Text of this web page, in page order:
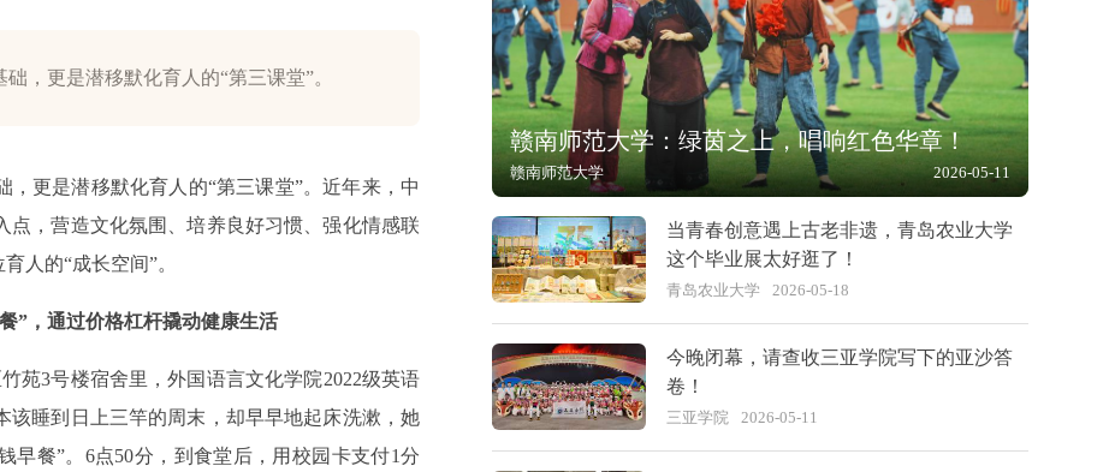
，更是潜移默化育人的“第三课堂”。
更是潜移默化育人的“第三课堂”。近年来，中
，营造文化氛围、培养良好习惯、强化情感联
人的“成长空间”。
”，通过价格杠杆撬动健康生活
苑3号楼宿舍里，外国语言文化学院2022级英语
睡到日上三竿的周末，却早早地起床洗漱，她
早餐”。6点50分，到食堂后，用校园卡支付1分
赣南师范大学：绿茵之上，唱响红色华章！
赣南师范大学 2026-05-11
当青春创意遇上古老非遗，青岛农业大学
这个毕业展太好逛了！
青岛农业大学 2026-05-18
今晚闭幕，请查收三亚学院写下的亚沙答
卷！
三亚学院 2026-05-11